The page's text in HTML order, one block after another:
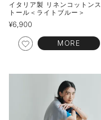
イタリア製 リネンコットンス
トール＜ライトブルー＞
¥6,900
MORE